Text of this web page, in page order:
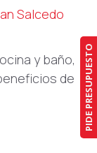
Salcedo
y baño,
de
PIDE PRESUPUESTO